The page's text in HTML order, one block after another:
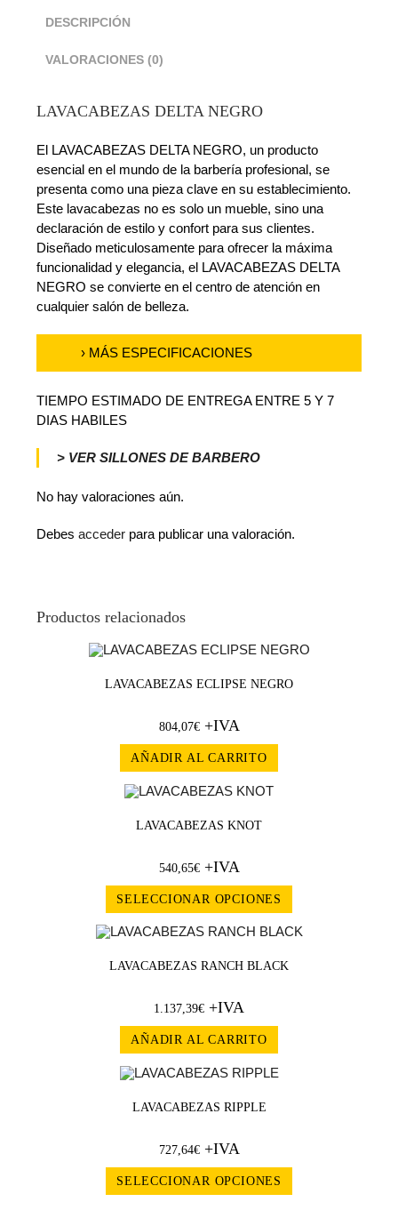
DESCRIPCIÓN
VALORACIONES (0)
LAVACABEZAS DELTA NEGRO
El LAVACABEZAS DELTA NEGRO, un producto
esencial en el mundo de la barbería profesional, se
presenta como una pieza clave en su establecimiento.
Este lavacabezas no es solo un mueble, sino una
declaración de estilo y confort para sus clientes.
Diseñado meticulosamente para ofrecer la máxima
funcionalidad y elegancia, el LAVACABEZAS DELTA
NEGRO se convierte en el centro de atención en
cualquier salón de belleza.
› MÁS ESPECIFICACIONES
TIEMPO ESTIMADO DE ENTREGA ENTRE 5 Y 7
DIAS HABILES
> VER SILLONES DE BARBERO
No hay valoraciones aún.
Debesacceder para publicar una valoración.
Productos relacionados
LAVACABEZAS ECLIPSE NEGRO
804,07€+IVA
AÑADIR AL CARRITO
LAVACABEZAS KNOT
540,65€+IVA
SELECCIONAR OPCIONES
LAVACABEZAS RANCH BLACK
1.137,39€ +IVA
AÑADIR AL CARRITO
LAVACABEZAS RIPPLE
727,64€+IVA
SELECCIONAR OPCIONES